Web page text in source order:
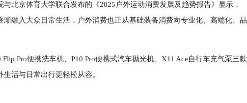
北京体育大学联合发布的《2025户外运动消费发展及趋势报告》显示，
融入大众日常生活，户外消费也正从基础装备消费向专业化、高端化、品
Pro便携洗车机、P10 Pro便携式汽车抛光机、X11 Ace自行车充气泵三款
活与日常出行更轻松从容。